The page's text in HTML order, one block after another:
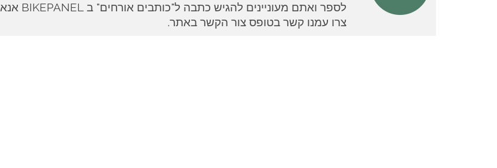
לספר ואתם מעוניינים להגיש כתבה ל"כותבים אורחים" ב BIKEPANEL אנא
צרו עמנו קשר בטופס צור הקשר באתר.